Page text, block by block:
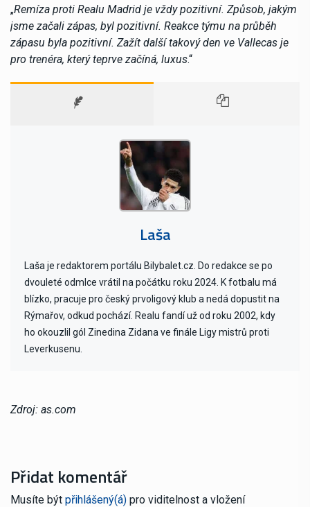
„Remíza proti Realu Madrid je vždy pozitivní. Způsob, jakým
jsme začali zápas, byl pozitivní. Reakce týmu na průběh
zápasu byla pozitivní. Zažít další takový den ve Vallecas je
pro trenéra, který teprve začíná, luxus.“
Laša
Laša je redaktorem portálu Bilybalet.cz. Do redakce se po
dvouleté odmlce vrátil na počátku roku 2024. K fotbalu má
blízko, pracuje pro český prvoligový klub a nedá dopustit na
Rýmařov, odkud pochází. Realu fandí už od roku 2002, kdy
ho okouzlil gól Zinedina Zidana ve finále Ligy mistrů proti
Leverkusenu.
Zdroj: as.com
Přidat komentář
Musíte být přihlášený(á) pro viditelnost a vložení